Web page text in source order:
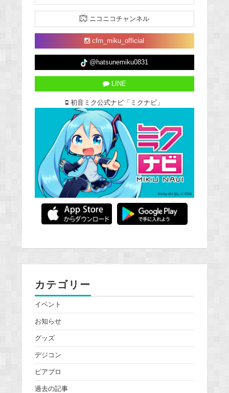
ニコニコチャンネル
cfm_miku_official
@hatsunemiku0831
LINE
初音ミク公式ナビ「ミクナビ」
カテゴリー
イベント
お知らせ
グッズ
デジコン
ピアプロ
過去の記事